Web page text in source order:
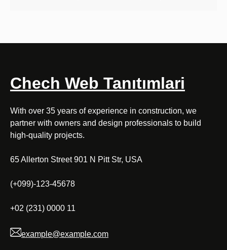
Chech Web Tanıtımlari
With over 35 years of experience in construction, we
partner with owners and design professionals to build
high-quality projects.
65 Allerton Street 901 N Pitt Str, USA
(+099)-123-45678
+02 (231) 0000 11
example@example.com